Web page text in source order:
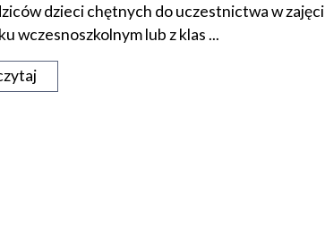
dzieci chętnych do uczestnictwa w
wczesnoszkolnym lub z klas ...